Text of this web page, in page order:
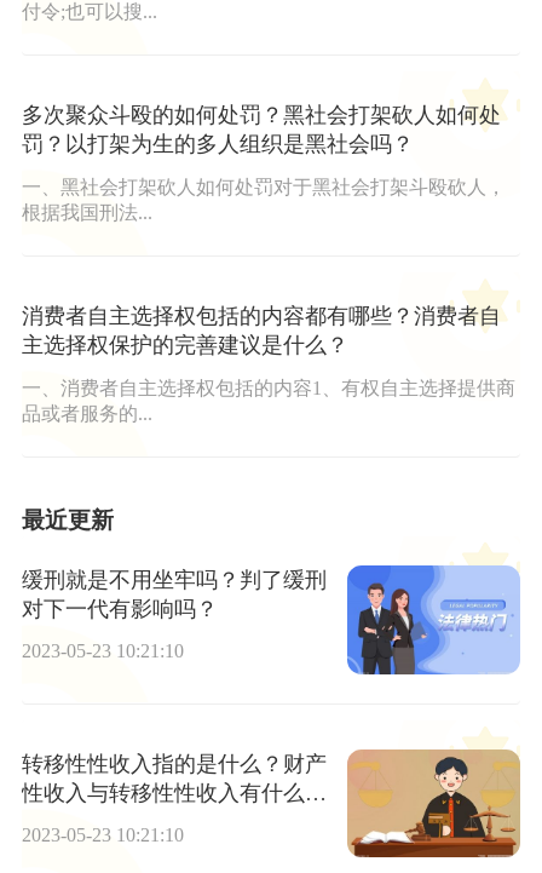
付令;也可以搜...
多次聚众斗殴的如何处罚？黑社会打架砍人如何处
罚？以打架为生的多人组织是黑社会吗？
一、黑社会打架砍人如何处罚对于黑社会打架斗殴砍人，
根据我国刑法...
消费者自主选择权包括的内容都有哪些？消费者自
主选择权保护的完善建议是什么？
一、消费者自主选择权包括的内容1、有权自主选择提供商
品或者服务的...
最近更新
缓刑就是不用坐牢吗？判了缓刑
对下一代有影响吗？
2023-05-23 10:21:10
转移性性收入指的是什么？财产
性收入与转移性性收入有什么不
2023-05-23 10:21:10